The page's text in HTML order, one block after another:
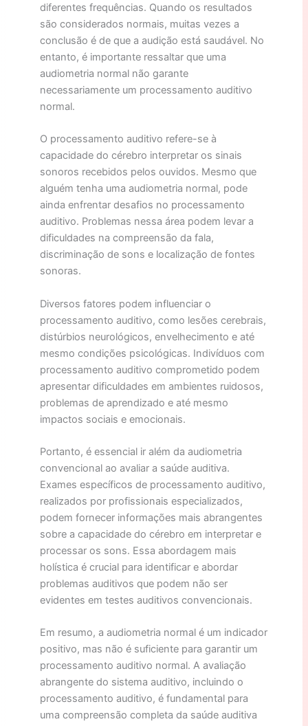
diferentes frequências. Quando os resultados
são considerados normais, muitas vezes a
conclusão é de que a audição está saudável. No
entanto, é importante ressaltar que uma
audiometria normal não garante
necessariamente um processamento auditivo
normal.
O processamento auditivo refere-se à
capacidade do cérebro interpretar os sinais
sonoros recebidos pelos ouvidos. Mesmo que
alguém tenha uma audiometria normal, pode
ainda enfrentar desafios no processamento
auditivo. Problemas nessa área podem levar a
dificuldades na compreensão da fala,
discriminação de sons e localização de fontes
sonoras.
Diversos fatores podem influenciar o
processamento auditivo, como lesões cerebrais,
distúrbios neurológicos, envelhecimento e até
mesmo condições psicológicas. Indivíduos com
processamento auditivo comprometido podem
apresentar dificuldades em ambientes ruidosos,
problemas de aprendizado e até mesmo
impactos sociais e emocionais.
Portanto, é essencial ir além da audiometria
convencional ao avaliar a saúde auditiva.
Exames específicos de processamento auditivo,
realizados por profissionais especializados,
podem fornecer informações mais abrangentes
sobre a capacidade do cérebro em interpretar e
processar os sons. Essa abordagem mais
holística é crucial para identificar e abordar
problemas auditivos que podem não ser
evidentes em testes auditivos convencionais.
Em resumo, a audiometria normal é um indicador
positivo, mas não é suficiente para garantir um
processamento auditivo normal. A avaliação
abrangente do sistema auditivo, incluindo o
processamento auditivo, é fundamental para
uma compreensão completa da saúde auditiva